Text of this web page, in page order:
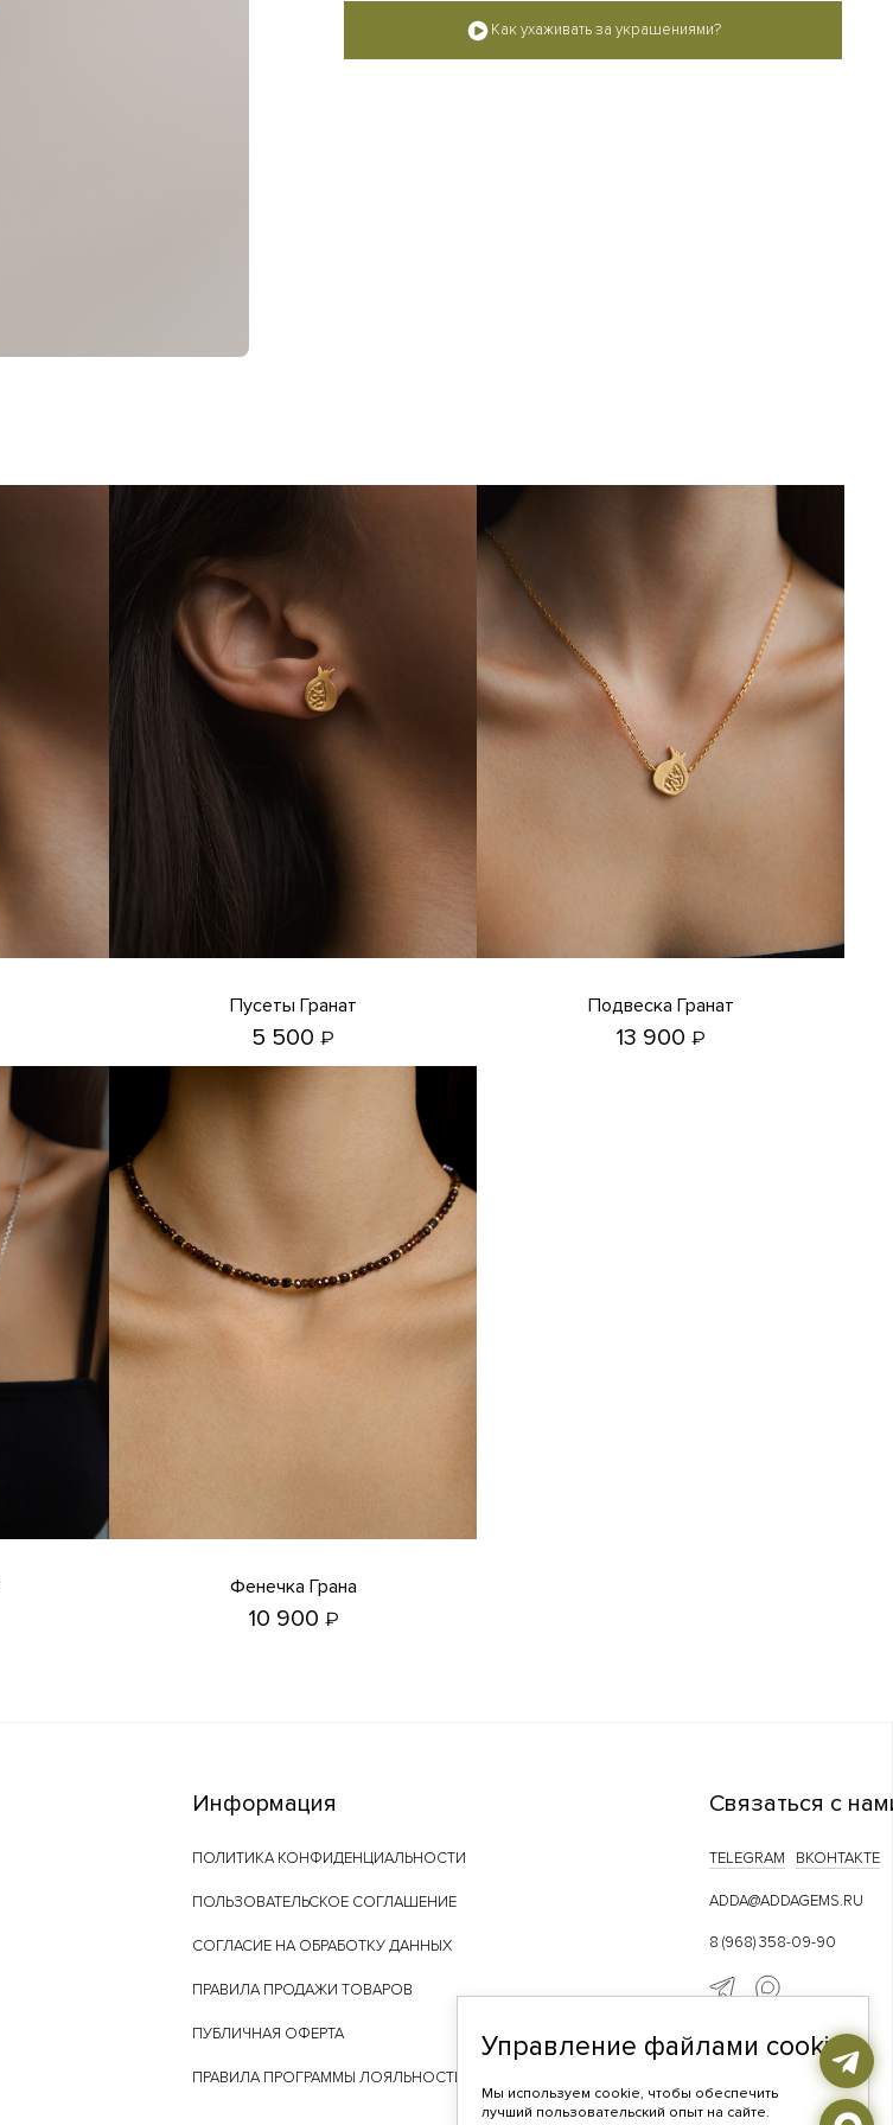
Как ухаживать за украшениями?
Пусеты Гранат
5 500 ₽
Подвеска Гранат
13 900 ₽
Фенечка Грана
10 900 ₽
Информация
ПОЛИТИКА КОНФИДЕНЦИАЛЬНОСТИ
ПОЛЬЗОВАТЕЛЬСКОЕ СОГЛАШЕНИЕ
СОГЛАСИЕ НА ОБРАБОТКУ ДАННЫХ
ПРАВИЛА ПРОДАЖИ ТОВАРОВ
ПУБЛИЧНАЯ ОФЕРТА
ПРАВИЛА ПРОГРАММЫ ЛОЯЛЬНОСТИ
Связаться с
TELEGRAM ВКОНТАКТЕ
ADDA@ADDAGEMS.RU
8 (968) 358-09-90
Управление файлами cookie
Мы используем cookie, чтобы обеспечить
лучший пользовательский опыт на сайте.